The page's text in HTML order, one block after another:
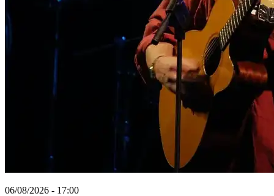
06/08/2026 - 17:00